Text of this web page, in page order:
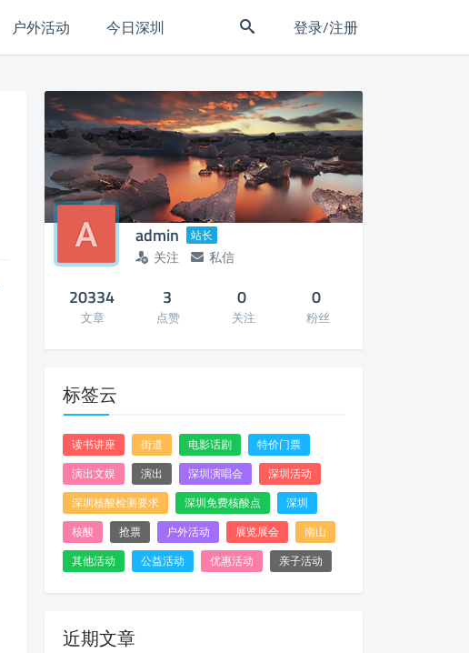
户外活动 今日深圳 登录/注册
admin 站长
关注 私信
20334
文章
3
点赞
0
关注
0
粉丝
标签云
读书讲座 街道 电影话剧
特价门票
演出文娱
演出 深圳演唱会
深圳活动
深圳核酸检测要求
深圳免费核酸点
深圳
核酸
抢票 户外活动 展览展会
南山
其他活动
公益活动 优惠活动 亲子活动
近期文章